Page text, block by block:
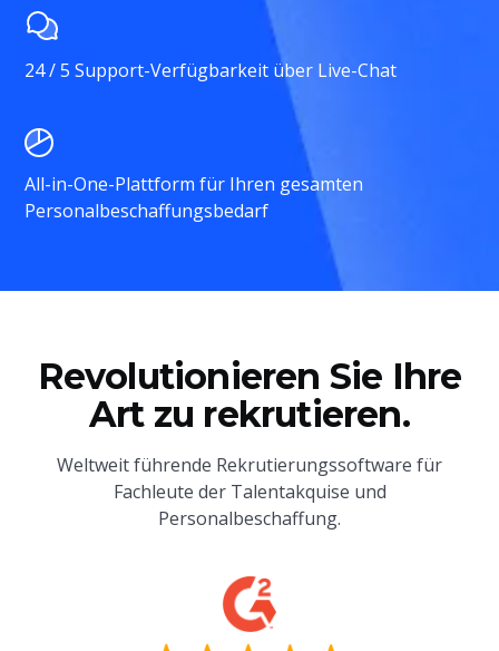
24 / 5 Support-Verfügbarkeit über Live-Chat
All-in-One-Plattform für Ihren gesamten
Personalbeschaffungsbedarf
Revolutionieren Sie Ihre
Art zu rekrutieren.
Weltweit führende Rekrutierungssoftware für
Fachleute der Talentakquise und
Personalbeschaffung.